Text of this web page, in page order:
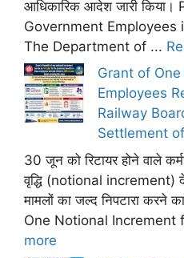
आधिकारिक आदेश जारी
Government Employees
The Department of ...
Grant of
Employees
Railway
Settlement
30 जून को रिटायर होने वाले
वृद्धि (notional increment)
मामलों का जल्द निपटारा करने
One Notional Increment
more